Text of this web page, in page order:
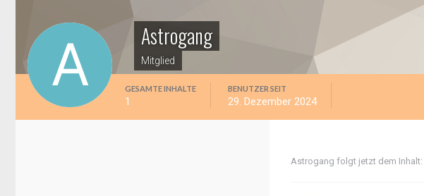
Astrogang
Mitglied
GESAMTE INHALTE
1
BENUTZER SEIT
29. Dezember 2024
Astrogang folgt jetzt dem Inhalt: